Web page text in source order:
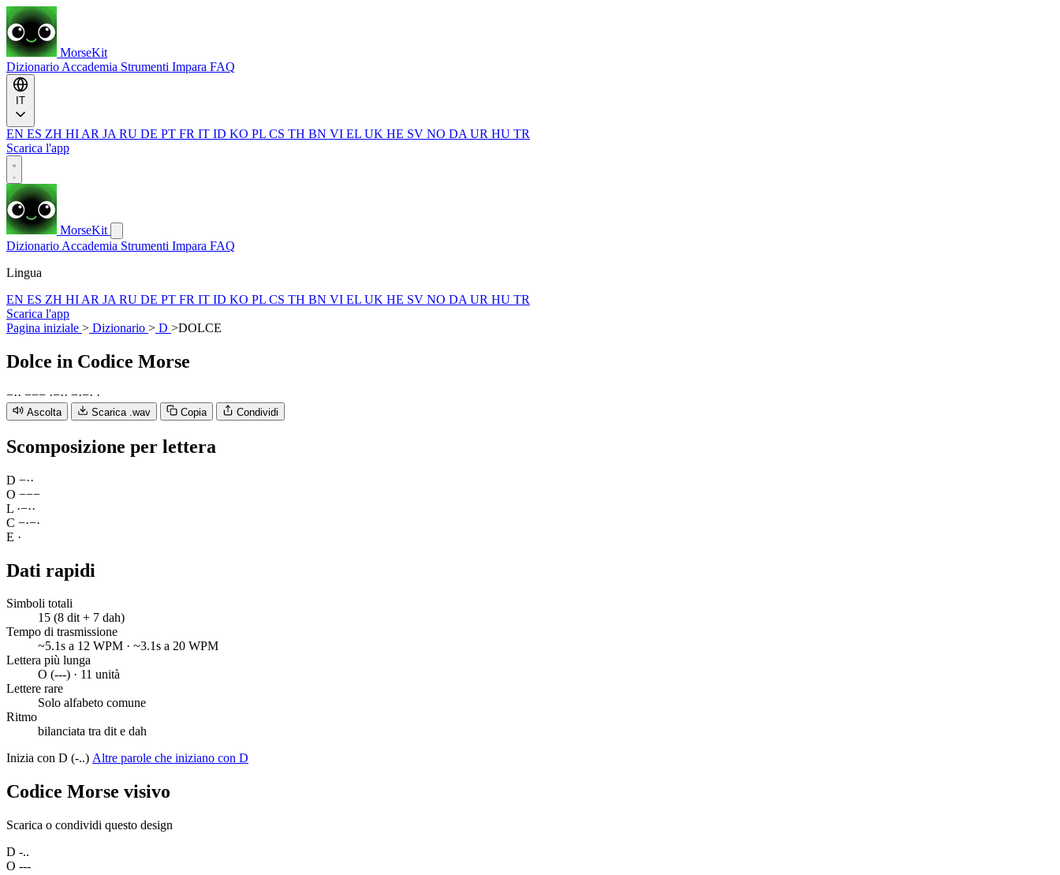
MorseKit
Dizionario Accademia Strumenti Impara FAQ
EN ES ZH HI AR JA RU DE PT FR IT ID KO PL CS TH BN VI EL UK HE SV NO DA UR HU TR
Scarica l'app
MorseKit
Dizionario Accademia Strumenti Impara FAQ
Lingua
EN ES ZH HI AR JA RU DE PT FR IT ID KO PL CS TH BN VI EL UK HE SV NO DA UR HU TR
Scarica l'app
Pagina iniziale > Dizionario > D >DOLCE
Dolce in Codice Morse
−·· −−− ·−·· −·−· ·
Ascolta Scarica .wav Copia Condividi
Scomposizione per lettera
D −··
O −−−
L ·−··
C −·−·
E ·
Dati rapidi
Simboli totali
15 (8 dit + 7 dah)
Tempo di trasmissione
~5.1s a 12 WPM · ~3.1s a 20 WPM
Lettera più lunga
O (---) · 11 unità
Lettere rare
Solo alfabeto comune
Ritmo
bilanciata tra dit e dah
Inizia con D (-..) Altre parole che iniziano con D
Codice Morse visivo
Scarica o condividi questo design
D -..
O ---